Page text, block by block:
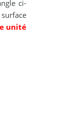
ci-
unité